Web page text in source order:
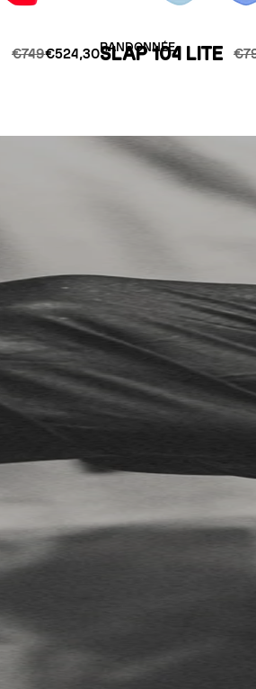
€749€524,30RANDONNÉE
SLAP 104 LITE